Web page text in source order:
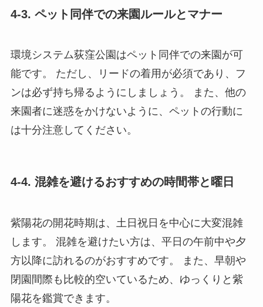
4-3. ペット同伴での来園ルールとマナー
環境システム荻窪公園はペット同伴での来園が可
能です。 ただし、リードの着用が必須であり、フ
ンは必ず持ち帰るようにしましょう。 また、他の
来園者に迷惑をかけないように、ペットの行動に
は十分注意してください。
4-4. 混雑を避けるおすすめの時間帯と曜日
紫陽花の開花時期は、土日祝日を中心に大変混雑
します。 混雑を避けたい方は、平日の午前中や夕
方以降に訪れるのがおすすめです。 また、早朝や
閉園間際も比較的空いているため、ゆっくりと紫
陽花を鑑賞できます。